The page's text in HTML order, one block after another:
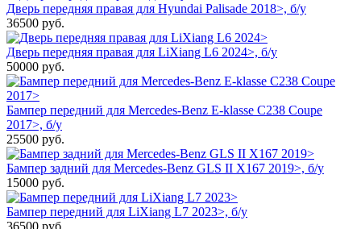
Дверь передняя правая для Hyundai Palisade 2018>, б/у
36500 руб.
Дверь передняя правая для LiXiang L6 2024>, б/у
50000 руб.
Бампер передний для Mercedes-Benz E-klasse C238 Coupe
2017>, б/у
25500 руб.
Бампер задний для Mercedes-Benz GLS II X167 2019>, б/у
15000 руб.
Бампер передний для LiXiang L7 2023>, б/у
36500 руб.